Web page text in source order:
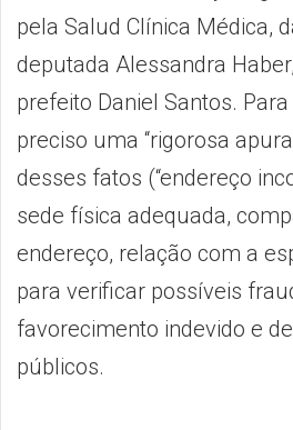
pela Salud Clínica Médica,
deputada Alessandra
prefeito Daniel Santos.
preciso uma “rigorosa
desses fatos (“endereço
sede física adequada,
endereço, relação com a
para verificar possíveis
favorecimento indevido e
públicos.